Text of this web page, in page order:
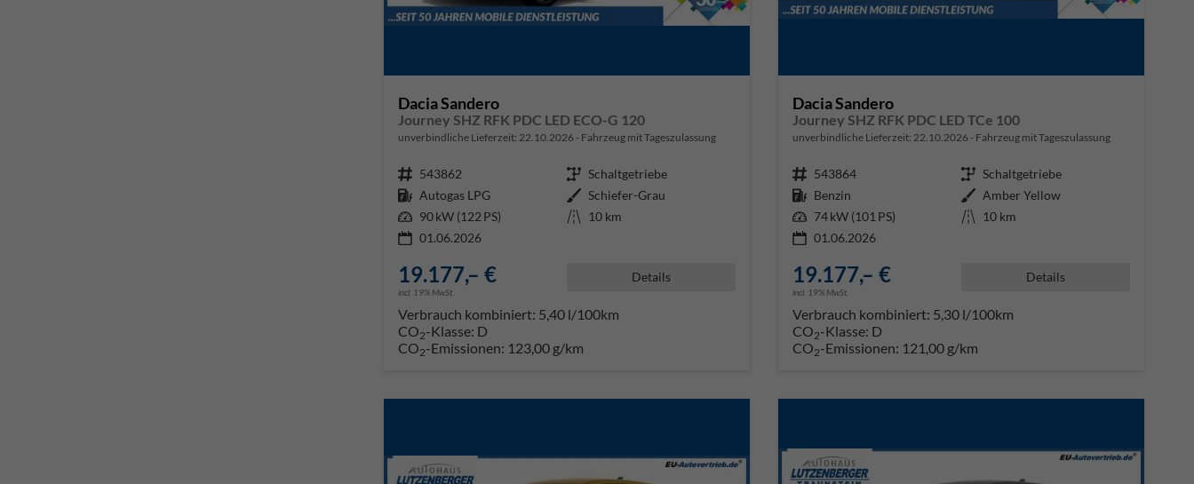
Dacia Sandero
Journey SHZ RFK PDC LED ECO-G 120
unverbindliche Lieferzeit: 22.10.2026 Fahrzeug mit Tageszulassung
Fahrzeugnr. 543862 Getriebe Schaltgetriebe
Kraftstoff Autogas LPG Außenfarbe Schiefer-Grau
Leistung 90 kW (122 PS) Kilometerstand 10 km
01.06.2026
19.177,– €
incl. 19% MwSt.
Details
Verbrauch kombiniert: 5,40 l/100km
CO2-Klasse: D
CO2-Emissionen: 123,00 g/km
Dacia Sandero
Journey SHZ RFK PDC LED TCe 100
unverbindliche Lieferzeit: 22.10.2026 Fahrzeug mit Tageszulassung
Fahrzeugnr. 543864 Getriebe Schaltgetriebe
Kraftstoff Benzin Außenfarbe Amber Yellow
Leistung 74 kW (101 PS) Kilometerstand 10 km
01.06.2026
19.177,– €
incl. 19% MwSt.
Details
Verbrauch kombiniert: 5,30 l/100km
CO2-Klasse: D
CO2-Emissionen: 121,00 g/km